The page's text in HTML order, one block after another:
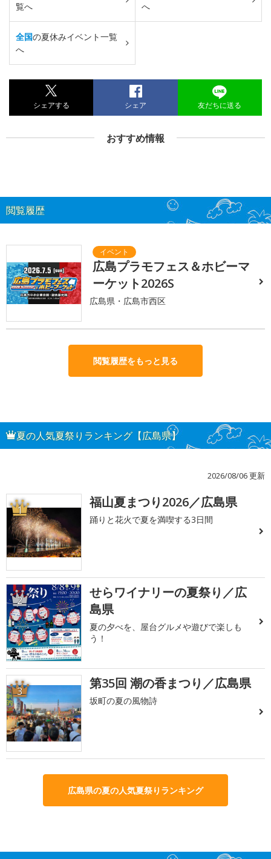
覧へ へ
全国の夏休みイベント一覧
へ
シェアする シェア 友だちに送る
おすすめ情報
閲覧履歴
広島プラモフェス＆ホビーマ
ーケット2026S
広島県・広島市西区
閲覧履歴をもっと見る
夏の人気夏祭りランキング【広島県】
2026/08/06 更新
1 福山夏まつり2026／広島県
踊りと花火で夏を満喫する3日間
2
せらワイナリーの夏祭り／広
島県
夏の夕べを、屋台グルメや遊びで楽しも
う！
3 第35回 潮の香まつり／広島県
坂町の夏の風物詩
広島県の夏の人気夏祭りランキング